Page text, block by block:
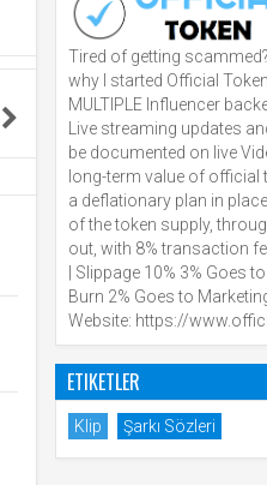
Tired of getting
why I started Official
MULTIPLE Influencer
Live streaming updates
be documented on live
long-term value of official
a deflationary plan in
of the token supply,
out, with 8% transaction
| Slippage 10% 3% Goes
Burn 2% Goes to
Website: https://
ETIKETLER
Klip Şarkı Sözleri